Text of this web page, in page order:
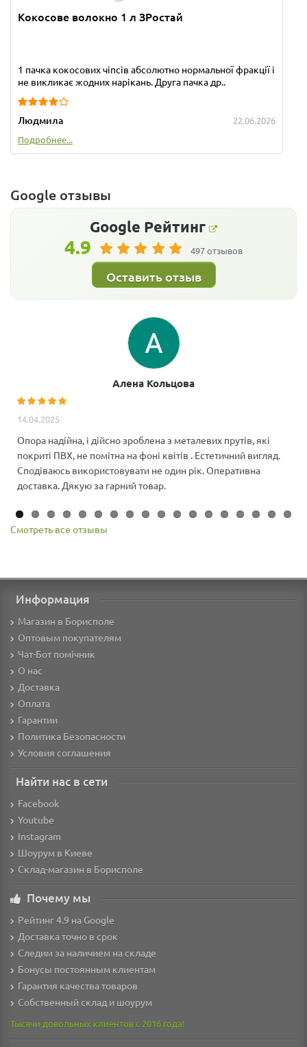
Кокосове волокно 1 л ЗРостай
1 пачка кокосових чіпсів абсолютно нормальної фракції і
не викликає жодних нарікань. Друга пачка др..
Людмила
22.06.2026
Подробнее...
Google отзывы
Google Рейтинг
4.9 497 отзывов
Оставить отзыв
Алена Кольцова
14.04.2025
Опора надійна, і дійсно зроблена з металевих прутів, які
покриті ПВХ, не помітна на фоні квітів . Естетичний вигляд.
Сподіваюсь використовувати не один рік. Оперативна
доставка. Дякую за гарний товар.
Смотреть все отзывы
Информация
Магазин в Борисполе
Оптовым покупателям
Чат-Бот помічник
О нас
Доставка
Оплата
Гарантии
Политика Безопасности
Условия соглашения
Найти нас в сети
Facebook
Youtube
Instagram
Шоурум в Киеве
Склад-магазин в Борисполе
Почему мы
Рейтинг 4.9 на Google
Доставка точно в срок
Следим за наличием на складе
Бонусы постоянным клиентам
Гарантия качества товаров
Собственный склад и шоурум
Тысячи довольных клиентов с 2016 года!